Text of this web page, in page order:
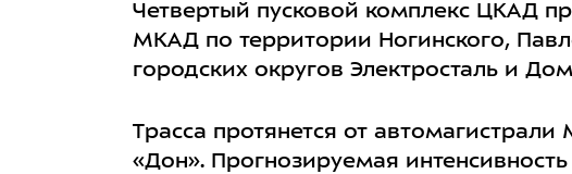
Четвертый пусковой комплекс ЦКАД
МКАД по территории Ногинского,
городских округов Электросталь и
Трасса протянется от
«Дон». Прогнозируемая